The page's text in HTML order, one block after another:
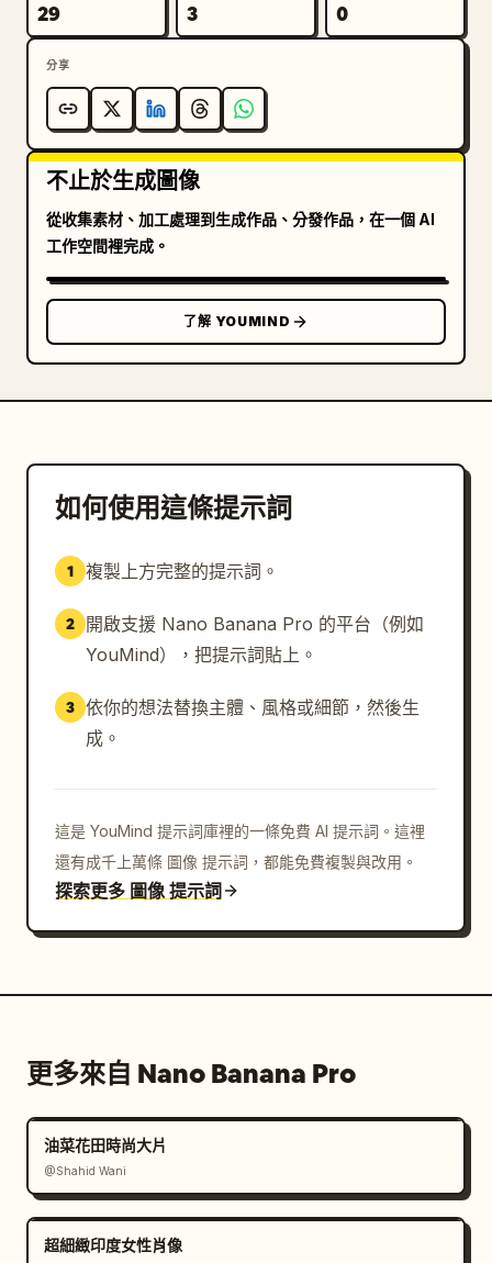
29 3 0
分享
不止於生成圖像
從收集素材、加工處理到生成作品、分發作品，在一個 AI
工作空間裡完成。
了解 YOUMIND
如何使用這條提示詞
1 複製上方完整的提示詞。
2
開啟支援 Nano Banana Pro 的平台（例如
YouMind），把提示詞貼上。
3 依你的想法替換主體、風格或細節，然後生
成。
這是 YouMind 提示詞庫裡的一條免費 AI 提示詞。這裡
還有成千上萬條 圖像 提示詞，都能免費複製與改用。
探索更多 圖像 提示詞
更多來自 Nano Banana Pro
油菜花田時尚大片
@Shahid Wani
超細緻印度女性肖像